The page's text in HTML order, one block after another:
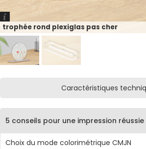
trophée rond plexiglas pas cher
Caractéristiques
5 conseils pour une impression réussie
Choix du mode colorimétrique CMJN